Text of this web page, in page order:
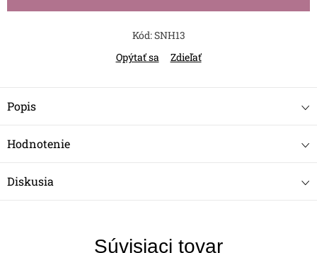
Kód:SNH13
Opýtať sa
Zdieľať
Popis
Hodnotenie
Diskusia
Súvisiaci tovar